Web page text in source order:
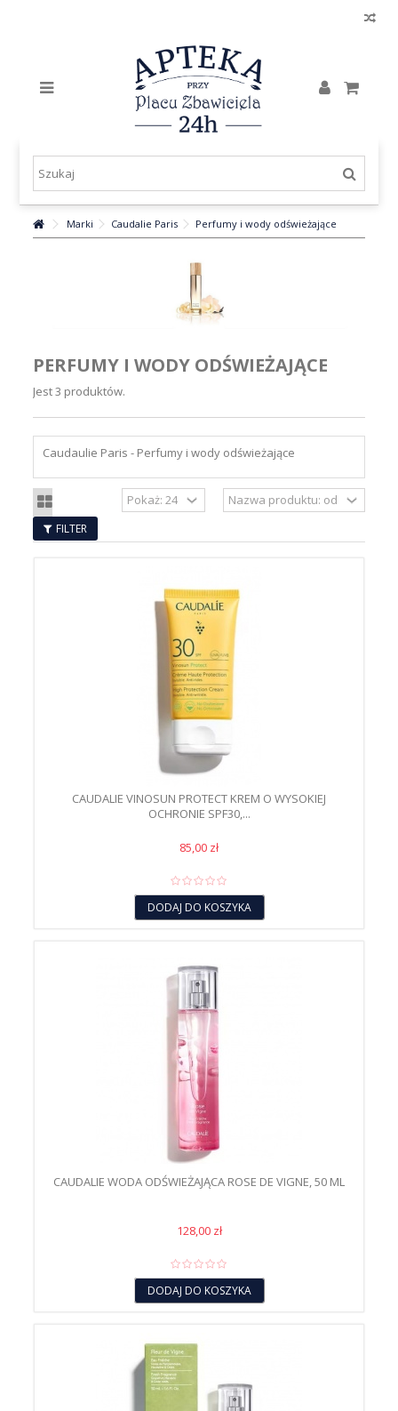
Marki Caudalie Paris Perfumy i wody odświeżające
PERFUMY I WODY ODŚWIEŻAJĄCE
Jest 3 produktów.
Caudaulie Paris - Perfumy i wody odświeżające
FILTER
CAUDALIE VINOSUN PROTECT KREM O WYSOKIEJ
OCHRONIE SPF30,...
85,00 zł
DODAJ DO KOSZYKA
CAUDALIE WODA ODŚWIEŻAJĄCA ROSE DE VIGNE, 50 ML
128,00 zł
DODAJ DO KOSZYKA